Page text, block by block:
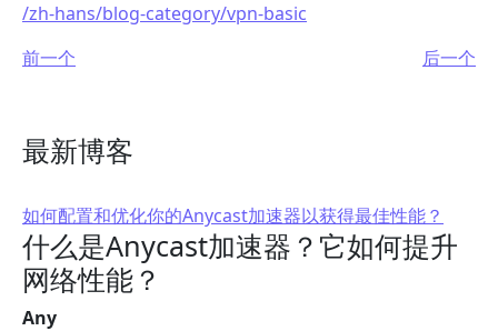
/zh-hans/blog-category/vpn-basic
前一个
后一个
最新博客
如何配置和优化你的Anycast加速器以获得最佳性能？
什么是Anycast加速器？它如何提升
网络性能？
Any